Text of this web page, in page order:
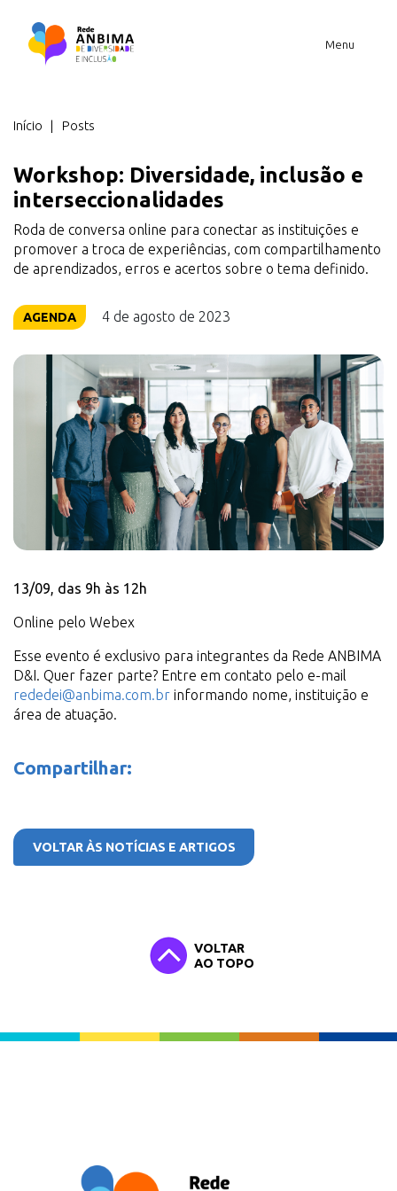
Menu
Você está em
Início Posts
Workshop: Diversidade, inclusão e
interseccionalidades
Roda de conversa online para conectar as instituições e
promover a troca de experiências, com compartilhamento
de aprendizados, erros e acertos sobre o tema definido.
AGENDA 4 de agosto de 2023
13/09, das 9h às 12h
Online pelo Webex
Esse evento é exclusivo para integrantes da Rede ANBIMA
D&I. Quer fazer parte? Entre em contato pelo e-mail
rededei@anbima.com.br informando nome, instituição e
área de atuação.
Compartilhar:
VOLTAR ÀS NOTÍCIAS E ARTIGOS
VOLTAR
AO TOPO